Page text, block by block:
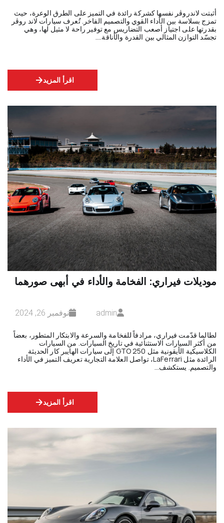
أثبتت لاندروڤر نفسها كشركة رائدة في التميز على الطرق الوعرة، حيث
تمزج بسلاسة بين الأداء القوي والتصميم الفاخر. تُعرف سيارات لاند روڤر
بقدرتها على اجتياز أصعب التضاريس مع توفير راحة لا مثيل لها، وهي
تجسّد التوازن المثالي بين القدرة والأناقة.…
اقرأ المزيد
موديلات فيراري: الفخامة والأداء في أبهى صورهما
نوفمبر 26, 2024 admin
لطالما قدّمت فيراري، مرادفاً للفخامة والسرعة والابتكار المتطور، بعضاً
من أكثر السيارات الاستثنائية في تاريخ السيارات. من السيارات
الكلاسيكية الأيقونية مثل 250 GTO إلى سيارات الهايبر كار الحديثة
الرائدة مثل LaFerrari، تواصل العلامة التجارية تعريف التميز في الأداء
والتصميم. يستكشف…
اقرأ المزيد